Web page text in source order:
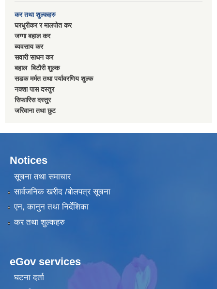
कर तथा शुल्कहरु
घरधुरीकर र मालपाेत कर
जग्गा बहाल कर
ब्यवसाय कर
सवारी साधन कर
बहाल बिटाैरी शुल्क
सडक मर्मत तथा पर्यावरणिय शुल्क
नक्शा पास दस्तुर
सिफारिस दस्तुर
जरिवाना तथा छुट
Notices
सूचना तथा समाचार
सार्वजनिक खरीद /बोलपत्र सूचना
एन, कानुन तथा निर्देशिका
कर तथा शुल्कहरु
eGov services
घटना दर्ता